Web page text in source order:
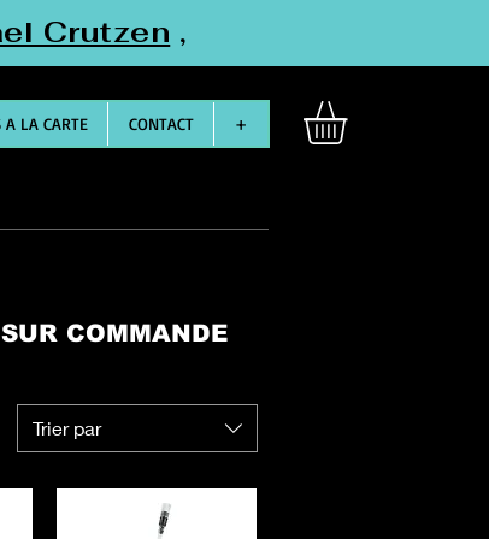
Crutzen ,
A LA CARTE CONTACT +
COMMANDE
Trier par